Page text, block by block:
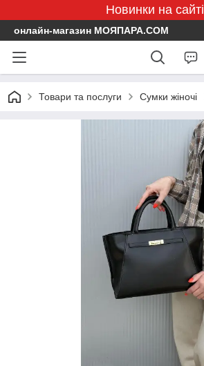
Новинки на сайті
онлайн-магазин МОЯПАРА.COM
Товари та послуги Сумки жіночі